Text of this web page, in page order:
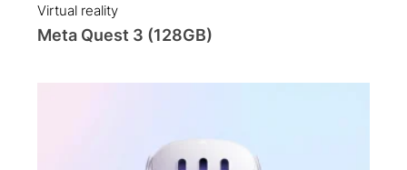
Virtual reality
Meta Quest 3 (128GB)